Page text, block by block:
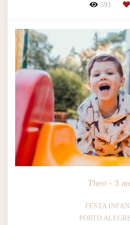
593
Theo - 3
FESTA
PORTO